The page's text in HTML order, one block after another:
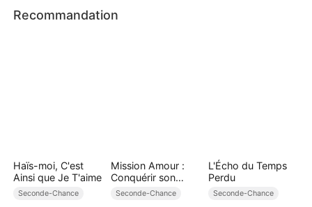
Recommandation
Haïs-moi, C'est
Ainsi que Je T'aime
Seconde-Chance
Mission Amour :
Conquérir son
Cœur
Seconde-Chance
L'Écho du Temps
Perdu
Seconde-Chance